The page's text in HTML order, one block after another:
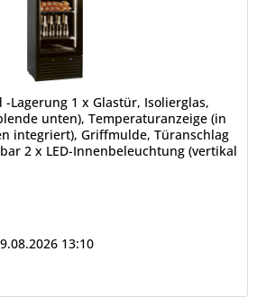
Lagerung 1 x Glastür, Isolierglas,
unten), Temperaturanzeige (in
integriert), Griffmulde, Türanschlag
2 x LED-Innenbeleuchtung (vertikal
Abtauung,...
13:10